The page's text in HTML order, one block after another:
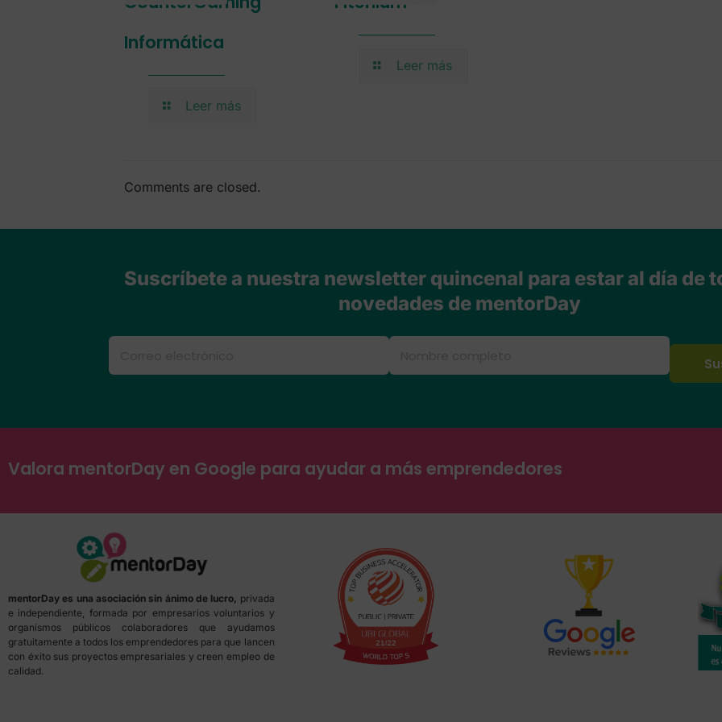
Informática
Leer más
Leer más
Comments are closed.
Suscríbete a nuestra newsletter quincenal para estar al día de
novedades de mentorDay
Valora mentorDay en Google para ayudar a más emprendedores
mentorDay es una asociación sin ánimo de lucro, privada
e independiente, formada por empresarios voluntarios y
organismos públicos colaboradores que ayudamos
gratuitamente a todos los emprendedores para que lancen
con éxito sus proyectos empresariales y creen empleo de
calidad.